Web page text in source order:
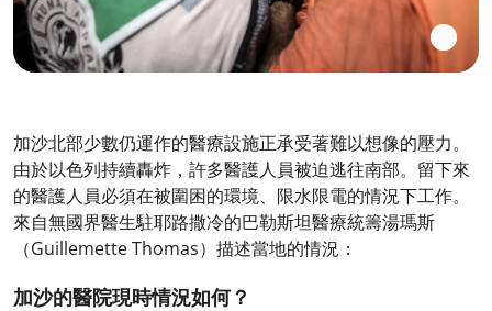
加沙北部少數仍運作的醫療設施正承受著難以想像的壓力。
由於以色列持續轟炸，許多醫護人員被迫逃往南部。留下來
的醫護人員必須在被圍困的環境、限水限電的情況下工作。
來自無國界醫生駐耶路撒冷的巴勒斯坦醫療統籌湯瑪斯
（Guillemette Thomas）描述當地的情況：
加沙的醫院現時情況如何？